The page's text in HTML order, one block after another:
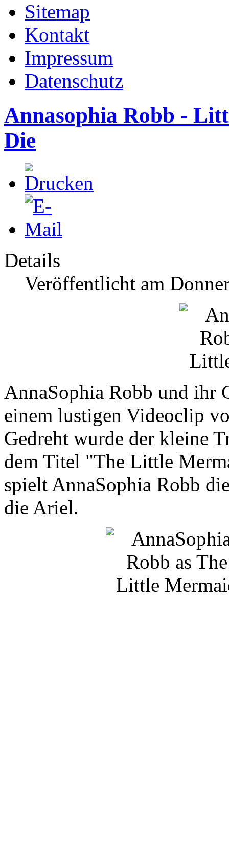
Sitemap
Kontakt
Impressum
Datenschutz
Annasophia Robb -
Die
Details
Veröffentlicht am
AnnaSophia Robb und ihr
einem lustigen Videoclip
Gedreht wurde der kleine
dem Titel "The Little
spielt AnnaSophia Robb
die Ariel.